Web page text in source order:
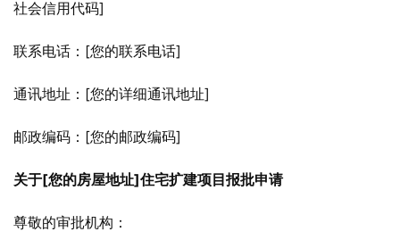
社会信用代码]
联系电话：[您的联系电话]
通讯地址：[您的详细通讯地址]
邮政编码：[您的邮政编码]
关于[您的房屋地址]住宅扩建项目报批申请
尊敬的审批机构：